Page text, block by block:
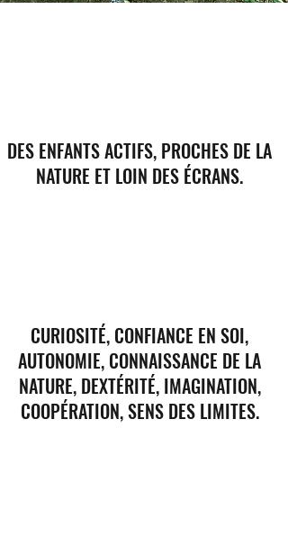
DES ENFANTS ACTIFS, PROCHES DE LA
NATURE ET LOIN DES ÉCRANS.
CURIOSITÉ, CONFIANCE EN SOI,
AUTONOMIE, CONNAISSANCE DE LA
NATURE, DEXTÉRITÉ, IMAGINATION,
COOPÉRATION, SENS DES LIMITES.